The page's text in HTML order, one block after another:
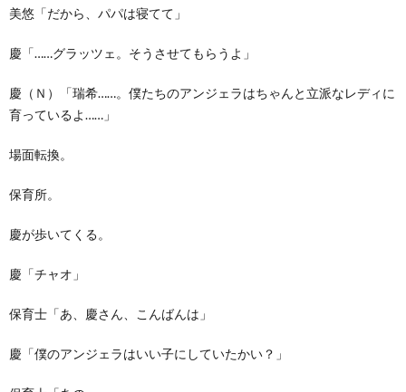
美悠「だから、パパは寝てて」
慶「……グラッツェ。そうさせてもらうよ」
慶（Ｎ）「瑞希……。僕たちのアンジェラはちゃんと立派なレディに
育っているよ……」
場面転換。
保育所。
慶が歩いてくる。
慶「チャオ」
保育士「あ、慶さん、こんばんは」
慶「僕のアンジェラはいい子にしていたかい？」